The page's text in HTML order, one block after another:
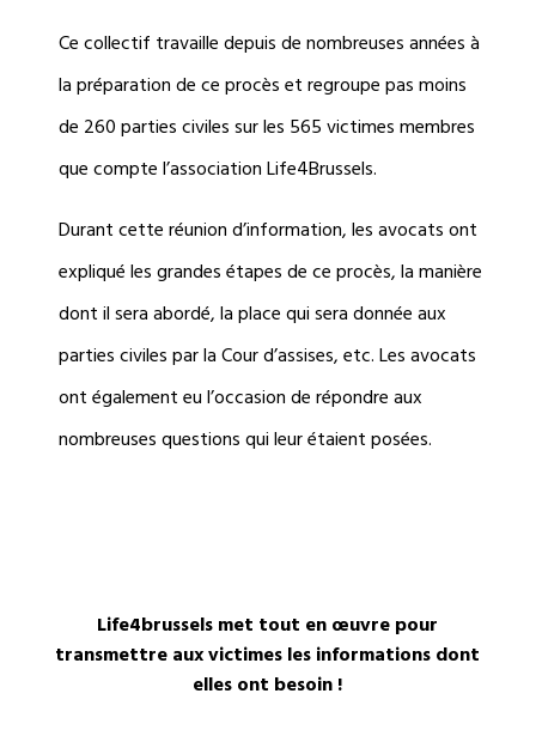
Ce collectif travaille depuis de nombreuses années à
la préparation de ce procès et regroupe pas moins
de 260 parties civiles sur les 565 victimes membres
que compte l’association Life4Brussels.
Durant cette réunion d’information, les avocats ont
expliqué les grandes étapes de ce procès, la manière
dont il sera abordé, la place qui sera donnée aux
parties civiles par la Cour d’assises, etc. Les avocats
ont également eu l’occasion de répondre aux
nombreuses questions qui leur étaient posées.
Life4brussels met tout en œuvre pour
transmettre aux victimes les informations dont
elles ont besoin !